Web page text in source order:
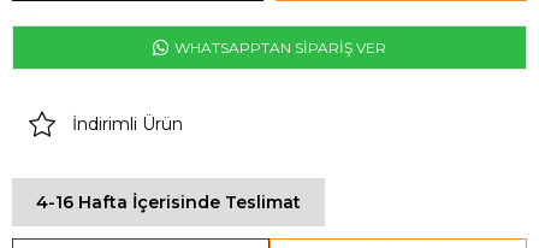
WHATSAPPTAN SİPARİŞ VER
İndirimli Ürün
4-16 Hafta İçerisinde Teslimat